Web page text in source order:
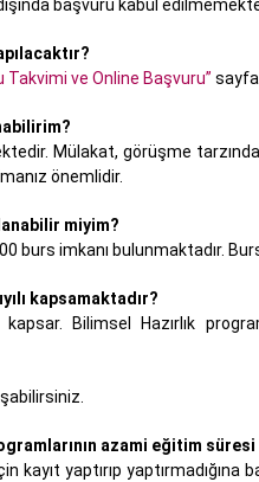
başvuru kabul
Takvimi ve Online Başvuru”
Mülakat, görüşme
önemlidir.
miyim?
burs imkanı bulunmaktadır.
kapsamaktadır?
Bilimsel Hazırlık
azami eğitim süresi
kayıt yaptırıp